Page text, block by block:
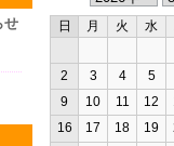
せ 日 月 火 水
2
3 4 5
9
10 11 12
16
17 18 19